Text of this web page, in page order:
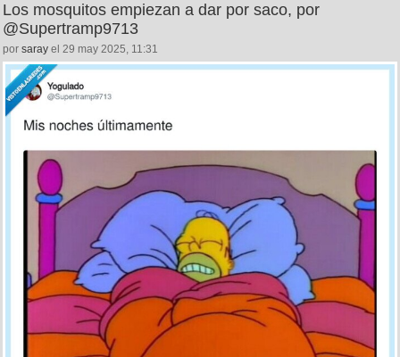
Los mosquitos empiezan a dar por saco, por
@Supertramp9713
por saray el 29 may 2025, 11:31